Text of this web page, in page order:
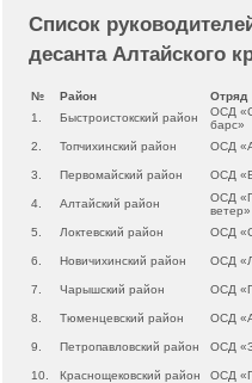
Список
десанта Алтайского
№ Район
Отряд
1.
Быстроистокский район
ОСД
барс»
2.
Топчихинский район ОСД
3. Первомайский район ОСД
4. Алтайский район
ОСД
ветер»
5.
Локтевский район ОСД
6. Новичихинский район ОСД
7. Чарышский район ОСД
8. Тюменцевский район ОСД
9. Петропавловский район ОСД
10. Краснощековский район ОСД